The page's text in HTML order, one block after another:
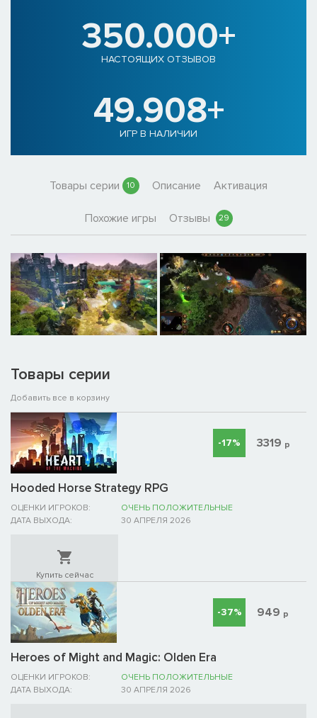
350.000+
НАСТОЯЩИХ ОТЗЫВОВ
49.908+
ИГР В НАЛИЧИИ
Товары серии 10 Описание Активация
Похожие игры Отзывы 29
Товары серии
Добавить все в корзину
Hooded Horse Strategy RPG
ОЦЕНКИ ИГРОКОВ:
ОЧЕНЬ ПОЛОЖИТЕЛЬНЫЕ
ДАТА ВЫХОДА:
30 АПРЕЛЯ 2026
-17% 3319 р
Купить сейчас
Heroes of Might and Magic: Olden Era
ОЦЕНКИ ИГРОКОВ:
ОЧЕНЬ ПОЛОЖИТЕЛЬНЫЕ
ДАТА ВЫХОДА:
30 АПРЕЛЯ 2026
-37% 949 р